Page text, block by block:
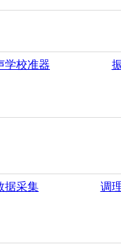
学校准器
据采集 调